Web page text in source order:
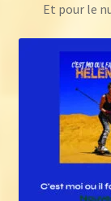
Et pour le